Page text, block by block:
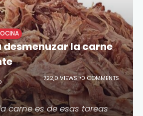
la carne
722,0 VIEWS 0 COMMENTS
carne es de esas tareas